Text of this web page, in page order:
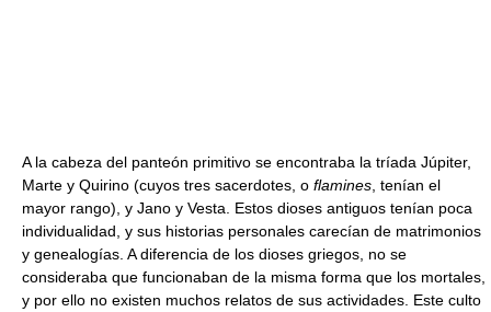
A la cabeza del panteón primitivo se encontraba la tríada Júpiter,
Marte y Quirino (cuyos tres sacerdotes, o flamines , tenían el
mayor rango), y Jano y Vesta. Estos dioses antiguos tenían poca
individualidad, y sus historias personales carecían de matrimonios
y genealogías. A diferencia de los dioses griegos, no se
consideraba que funcionaban de la misma forma que los mortales,
y por ello no existen muchos relatos de sus actividades. Este culto